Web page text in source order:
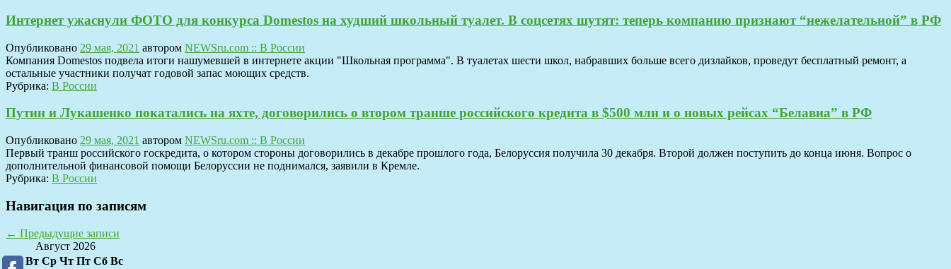
Интернет ужаснули ФОТО для конкурса Domestos на худший школьный туалет. В соцсетях шутят: теперь компанию признают “нежелательной” в РФ
Опубликовано 29 мая, 2021 автором NEWSru.com :: В России
Компания Domestos подвела итоги нашумевшей в интернете акции "Школьная программа". В туалетах шести школ, набравших больше всего дизлайков, проведут бесплатный ремонт, а
остальные участники получат годовой запас моющих средств.
Рубрика: В России
Путин и Лукашенко покатались на яхте, договорились о втором транше российского кредита в $500 млн и о новых рейсах “Белавиа” в РФ
Опубликовано 29 мая, 2021 автором NEWSru.com :: В России
Первый транш российского госкредита, о котором стороны договорились в декабре прошлого года, Белоруссия получила 30 декабря. Второй должен поступить до конца июня. Вопрос о
дополнительной финансовой помощи Белоруссии не поднимался, заявили в Кремле.
Рубрика: В России
Навигация по записям
← Предыдущие записи
Август 2026
Пн Вт Ср Чт Пт Сб Вс